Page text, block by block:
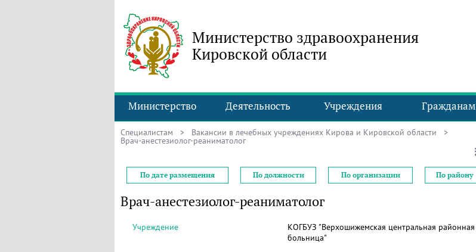
Министерство здравоохранения
Кировской области
Министерство Деятельность Учреждения Гражданам
Специалистам > Вакансии в лечебных учреждениях Кирова и Кировской области >
Врач-анестезиолог-реаниматолог
По дате размещения По должности По организации По району
Врач-анестезиолог-реаниматолог
Учреждение
КОГБУЗ "Верхошижемская центральная районная
больница"